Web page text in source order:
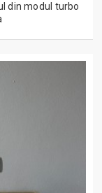
din modul turbo